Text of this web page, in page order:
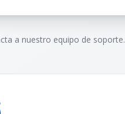
a nuestro equipo de soporte.